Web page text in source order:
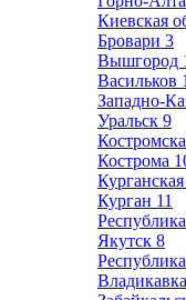
Киевская
Бровари 3
Вышгород
Васильков 1
Западно-
Уральск 9
Кострома
Курган 11
Якутск 8